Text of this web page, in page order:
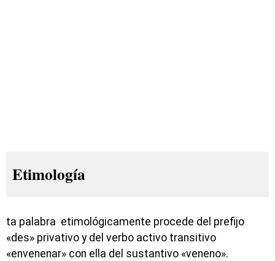
Etimología
ta palabra etimológicamente procede del prefijo
«des» privativo y del verbo activo transitivo
«envenenar» con ella del sustantivo «veneno».